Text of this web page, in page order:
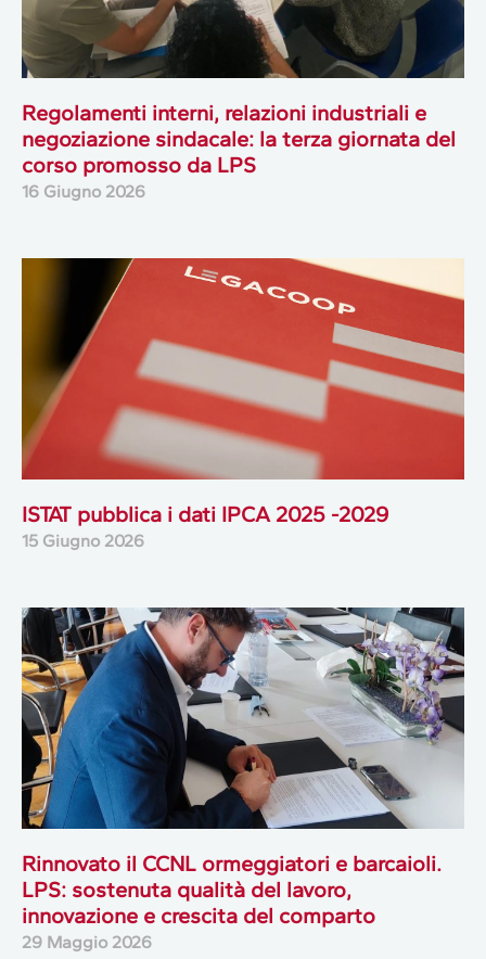
Regolamenti interni, relazioni industriali e
negoziazione sindacale: la terza giornata del
corso promosso da LPS
16 Giugno 2026
ISTAT pubblica i dati IPCA 2025 -2029
15 Giugno 2026
Rinnovato il CCNL ormeggiatori e barcaioli.
LPS: sostenuta qualità del lavoro,
innovazione e crescita del comparto
29 Maggio 2026